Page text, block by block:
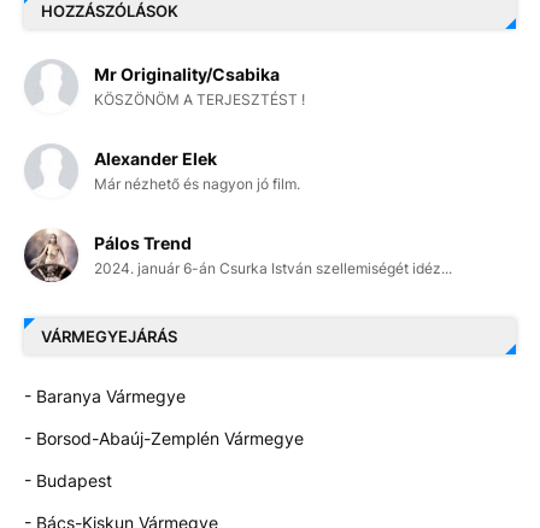
HOZZÁSZÓLÁSOK
Mr Originality/Csabika
KÖSZÖNÖM A TERJESZTÉST !
Alexander Elek
Már nézhető és nagyon jó film.
Pálos Trend
2024. január 6-án Csurka István szellemiségét idéz...
VÁRMEGYEJÁRÁS
- Baranya Vármegye
- Borsod-Abaúj-Zemplén Vármegye
- Budapest
- Bács-Kiskun Vármegye